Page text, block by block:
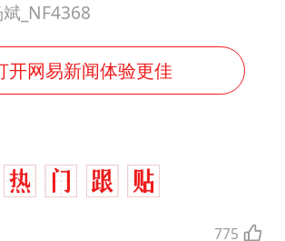
_NF4368
开网易新闻体验更佳
775